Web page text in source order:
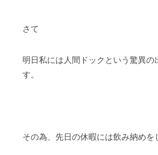
さて
明日私には人間ドックという驚異の
す。
その為、先日の休暇には飲み納めを